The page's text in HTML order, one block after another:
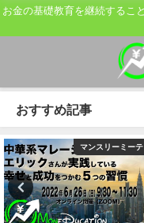
お金の基礎教育を継続するこ
おすすめ記事
マンスリーミー